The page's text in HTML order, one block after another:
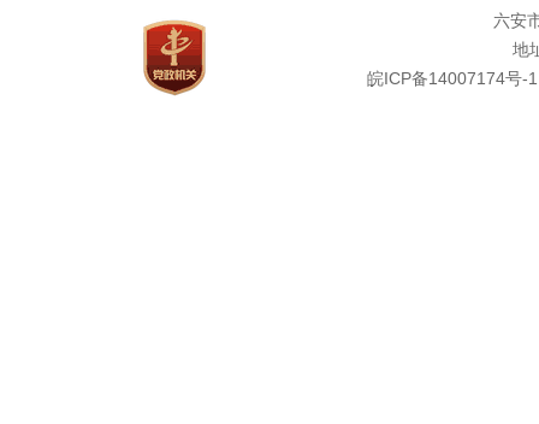
六安
地
皖ICP备14007174号-1